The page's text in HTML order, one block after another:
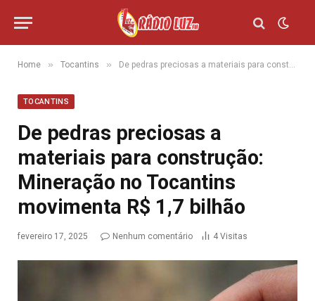
Home » Tocantins » De pedras preciosas a materiais para construção: Mineração no Tocantins movimenta R$ 1,7 bilhão
TOCANTINS
De pedras preciosas a
materiais para construção:
Mineração no Tocantins
movimenta R$ 1,7 bilhão
fevereiro 17, 2025 Nenhum comentário 4 Visitas